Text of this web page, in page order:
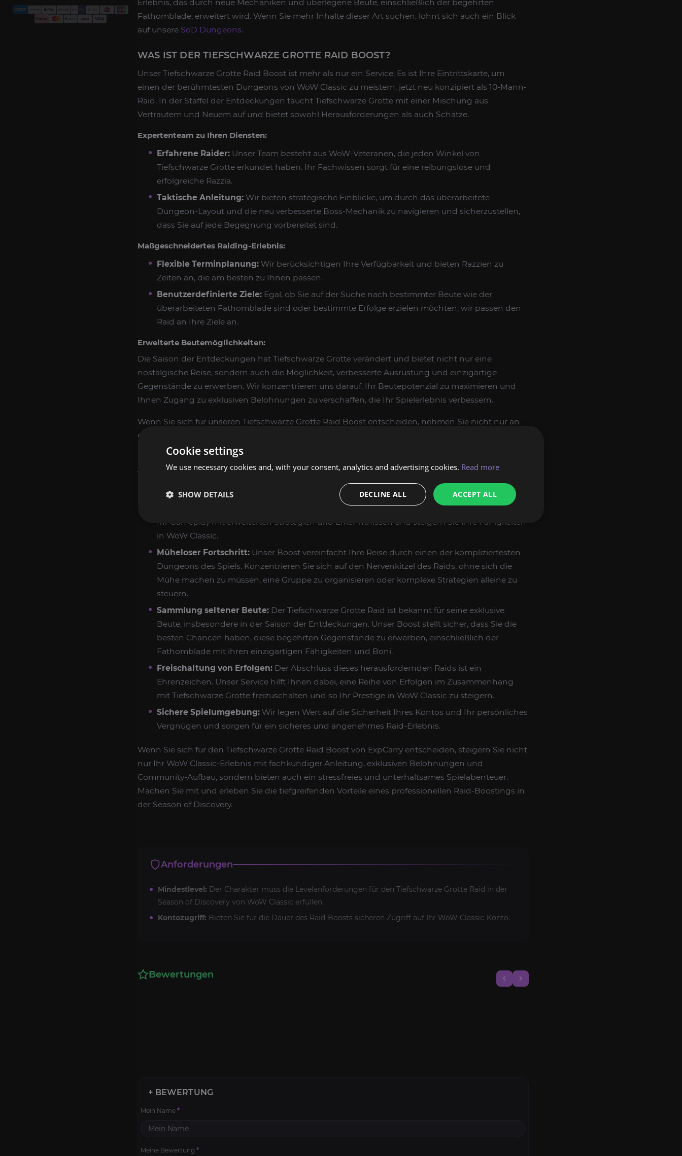
Erlebnis, das durch neue Mechaniken und überlegene Beute, einschließlich der begehrten
Fathomblade, erweitert wird. Wenn Sie mehr Inhalte dieser Art suchen, lohnt sich auch ein Blick
auf unsere SoD Dungeons.
WAS IST DER TIEFSCHWARZE GROTTE RAID BOOST?
Unser Tiefschwarze Grotte Raid Boost ist mehr als nur ein Service; Es ist Ihre Eintrittskarte, um
einen der berühmtesten Dungeons von WoW Classic zu meistern, jetzt neu konzipiert als 10-Mann-
Raid. In der Staffel der Entdeckungen taucht Tiefschwarze Grotte mit einer Mischung aus
Vertrautem und Neuem auf und bietet sowohl Herausforderungen als auch Schätze.
Expertenteam zu Ihren Diensten:
Erfahrene Raider: Unser Team besteht aus WoW-Veteranen, die jeden Winkel von
Tiefschwarze Grotte erkundet haben. Ihr Fachwissen sorgt für eine reibungslose und
erfolgreiche Razzia.
Taktische Anleitung: Wir bieten strategische Einblicke, um durch das überarbeitete
Dungeon-Layout und die neu verbesserte Boss-Mechanik zu navigieren und sicherzustellen,
dass Sie auf jede Begegnung vorbereitet sind.
Maßgeschneidertes Raiding-Erlebnis:
Flexible Terminplanung: Wir berücksichtigen Ihre Verfügbarkeit und bieten Razzien zu
Zeiten an, die am besten zu Ihnen passen.
Benutzerdefinierte Ziele: Egal, ob Sie auf der Suche nach bestimmter Beute wie der
überarbeiteten Fathomblade sind oder bestimmte Erfolge erzielen möchten, wir passen den
Raid an Ihre Ziele an.
Erweiterte Beutemöglichkeiten:
Die Saison der Entdeckungen hat Tiefschwarze Grotte verändert und bietet nicht nur eine
nostalgische Reise, sondern auch die Möglichkeit, verbesserte Ausrüstung und einzigartige
Gegenstände zu erwerben. Wir konzentrieren uns darauf, Ihr Beutepotenzial zu maximieren und
Ihnen Zugang zu exklusiven Belohnungen zu verschaffen, die Ihr Spielerlebnis verbessern.
Wenn Sie sich für unseren Tiefschwarze Grotte Raid Boost entscheiden, nehmen Sie nicht nur an
einem Raid teil; Sie schließen sich den Reihen der Elitespieler an, die einen der anspruchsvollsten
und lohnendsten Dungeons in der Entdeckungssaison von WoW Classic erobert haben.
VERBESSERTE ERFAHRUNG MIT TIEFSCHWARZE GROTTE RAID BOOST
Kompetenzentwicklung:
Die Teilnahme am Tiefschwarze Grotte Raid mit unserem
Expertenteam bietet eine einzigartige Gelegenheit, von den Besten zu lernen. Verbessern Sie
Ihr Gameplay mit erweiterten Strategien und Erkenntnissen und steigern Sie Ihre Fähigkeiten
in WoW Classic.
Müheloser Fortschritt: Unser Boost vereinfacht Ihre Reise durch einen der kompliziertesten
Dungeons des Spiels. Konzentrieren Sie sich auf den Nervenkitzel des Raids, ohne sich die
Mühe machen zu müssen, eine Gruppe zu organisieren oder komplexe Strategien alleine zu
steuern.
Sammlung seltener Beute: Der Tiefschwarze Grotte Raid ist bekannt für seine exklusive
Beute, insbesondere in der Saison der Entdeckungen. Unser Boost stellt sicher, dass Sie die
besten Chancen haben, diese begehrten Gegenstände zu erwerben, einschließlich der
Fathomblade mit ihren einzigartigen Fähigkeiten und Boni.
Freischaltung von Erfolgen: Der Abschluss dieses herausfordernden Raids ist ein
Ehrenzeichen. Unser Service hilft Ihnen dabei, eine Reihe von Erfolgen im Zusammenhang
mit Tiefschwarze Grotte freizuschalten und so Ihr Prestige in WoW Classic zu steigern.
Sichere Spielumgebung: Wir legen Wert auf die Sicherheit Ihres Kontos und Ihr persönliches
Vergnügen und sorgen für ein sicheres und angenehmes Raid-Erlebnis.
Wenn Sie sich für den Tiefschwarze Grotte Raid Boost von ExpCarry entscheiden, steigern Sie nicht
nur Ihr WoW Classic-Erlebnis mit fachkundiger Anleitung, exklusiven Belohnungen und
Community-Aufbau, sondern bieten auch ein stressfreies und unterhaltsames Spielabenteuer.
Machen Sie mit und erleben Sie die tiefgreifenden Vorteile eines professionellen Raid-Boostings in
der Season of Discovery.
Anforderungen
Mindestlevel: Der Charakter muss die Levelanforderungen für den Tiefschwarze Grotte Raid in der
Season of Discovery von WoW Classic erfüllen.
Kontozugriff: Bieten Sie für die Dauer des Raid-Boosts sicheren Zugriff auf Ihr WoW Classic-Konto.
Bewertungen
+ BEWERTUNG
Mein Name *
Meine Bewertung *
Cookie settings
We use necessary cookies and, with your consent, analytics and advertising cookies. Read more
ACCEPT ALL
DECLINE ALL
SHOW DETAILS